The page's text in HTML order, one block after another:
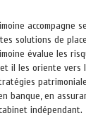
accompagne
solutions de
évalue les
il les oriente vers
banque, en
indépendant.